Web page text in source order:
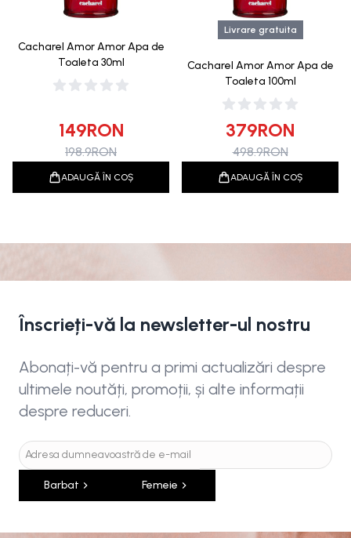
Cacharel Amor Amor Apa de
Toaleta 30ml
149RON
198.9RON
ADAUGĂ ÎN COȘ
Livrare gratuita
Cacharel Amor Amor Apa de
Toaleta 100ml
379RON
498.9RON
ADAUGĂ ÎN COȘ
Înscrieți-vă la newsletter-ul nostru
Abonați-vă pentru a primi actualizări despre
ultimele noutăți, promoții, și alte informații
despre reduceri.
Barbat Femeie